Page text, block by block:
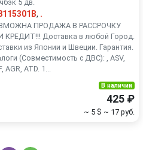
Suzuki
Volkswagen
5 дв.
, .
ПРОДАЖА В РАССРОЧКУ
КРЕДИТ!!! Доставка в любой Город.
из Японии и Швеции. Гарантия.
(Совместимость с ДВС): , ASV,
AGR, ATD. 1...
В наличии
425 ₽
~ 5 $ ~ 17 руб.